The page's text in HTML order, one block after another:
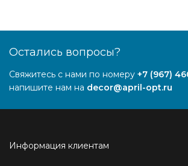
Остались вопросы?
Свяжитесь с нами по номеру +7 (967)
напишите нам на decor@april-opt.ru
Информация клиентам